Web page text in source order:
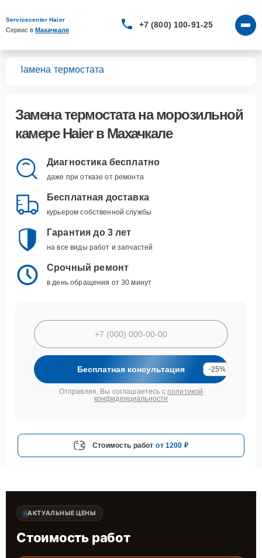
Servicecenter Haier
Сервис в Махачкале
+7 (800) 100-91-25
Замена термостата
Замена термостатана морозильной
камере Haier в Махачкале
Диагностика бесплатно
даже при отказе от ремонта
Бесплатная доставка
курьером собственной службы
Гарантия до 3 лет
на все виды работ и запчастей
Срочный ремонт
в день обращения от 30 минут
Бесплатная консультация -25%
Отправляя, Вы соглашаетесь с политикой
конфиденциальности
Стоимость работ от 1200 ₽
АКТУАЛЬНЫЕ ЦЕНЫ
Стоимость работ